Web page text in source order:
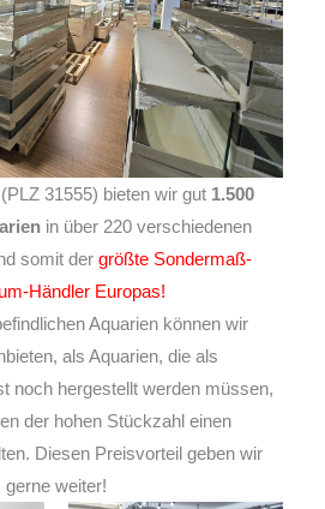
31555) bieten wir gut 1.500
in über 220 verschiedenen
somit der größte Sondermaß-
Händler Europas!
Aquarien können wir
als Aquarien, die als
noch hergestellt werden müssen,
der hohen Stückzahl einen
Diesen Preisvorteil geben wir
gerne weiter!